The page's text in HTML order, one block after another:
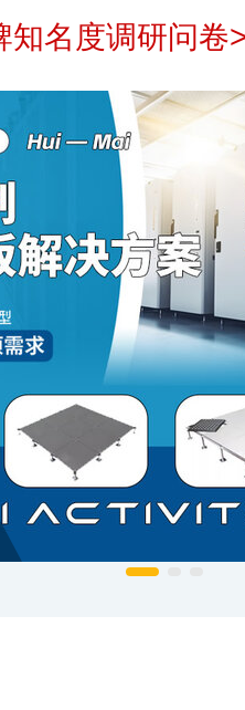
知名度调研问卷